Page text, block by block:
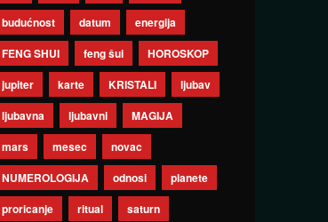
budućnost
datum
energija
FENG SHUI
feng šui
HOROSKOP
jupiter
karte KRISTALI
ljubav
ljubavna
ljubavni
MAGIJA
mars
mesec
novac
NUMEROLOGIJA
odnosi
planete
proricanje
ritual saturn